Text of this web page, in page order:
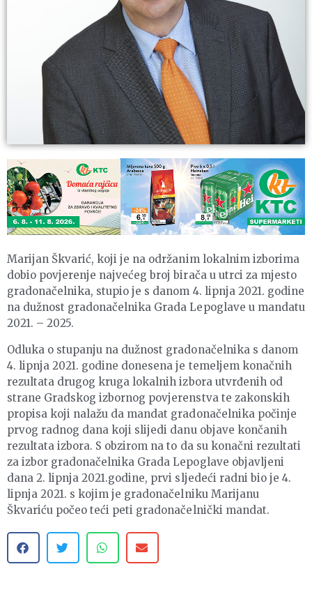
Marijan Škvarić, koji je na održanim lokalnim izborima
dobio povjerenje najvećeg broj birača u utrci za mjesto
gradonačelnika, stupio je s danom 4. lipnja 2021. godine
na dužnost gradonačelnika Grada Lepoglave u mandatu
2021. – 2025.
Odluka o stupanju na dužnost gradonačelnika s danom
4. lipnja 2021. godine donesena je temeljem konačnih
rezultata drugog kruga lokalnih izbora utvrđenih od
strane Gradskog izbornog povjerenstva te zakonskih
propisa koji nalažu da mandat gradonačelnika počinje
prvog radnog dana koji slijedi danu objave končanih
rezultata izbora. S obzirom na to da su konačni rezultati
za izbor gradonačelnika Grada Lepoglave objavljeni
dana 2. lipnja 2021.godine, prvi sljedeći radni bio je 4.
lipnja 2021. s kojim je gradonačelniku Marijanu
Škvariću počeo teći peti gradonačelnički mandat.